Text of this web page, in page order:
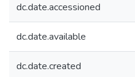
dc.date.accessioned
dc.date.available
dc.date.created